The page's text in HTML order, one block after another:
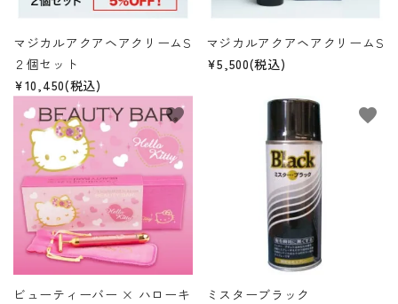
マジカルアクアヘアクリームS
２個セット
¥10,450(税込)
マジカルアクアヘアクリームS
¥5,500(税込)
ビューティーバー × ハローキ
favorite
ミスターブラック
favorite